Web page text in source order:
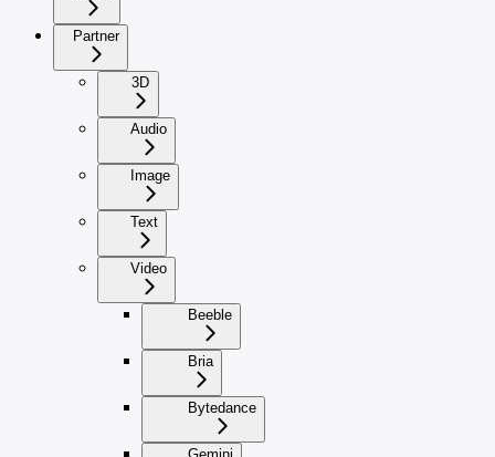
Partner
3D
Audio
Image
Text
Video
Beeble
Bria
Bytedance